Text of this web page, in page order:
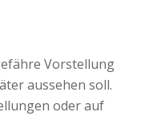
Vorstellung
aussehen soll.
oder auf